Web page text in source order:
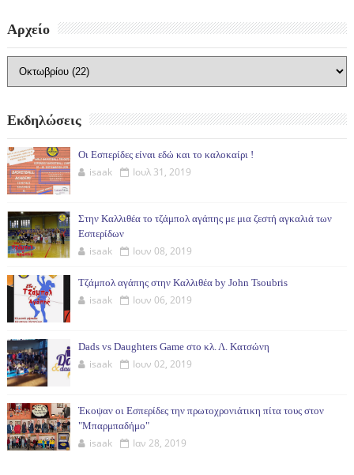
Αρχείο
Εκδηλώσεις
Οι Εσπερίδες είναι εδώ και το καλοκαίρι !
isaak Ιουλ 31, 2019
Στην Καλλιθέα το τζάμπολ αγάπης με μια ζεστή αγκαλιά των
Εσπερίδων
isaak Ιουν 08, 2019
Τζάμπολ αγάπης στην Καλλιθέα by John Tsoubris
isaak Ιουν 06, 2019
Dads vs Daughters Game στο κλ. Λ. Κατσώνη
isaak Ιουν 02, 2019
Έκοψαν οι Εσπερίδες την πρωτοχρονιάτικη πίτα τους στον
"Μπαρμπαδήμο"
isaak Ιαν 28, 2019